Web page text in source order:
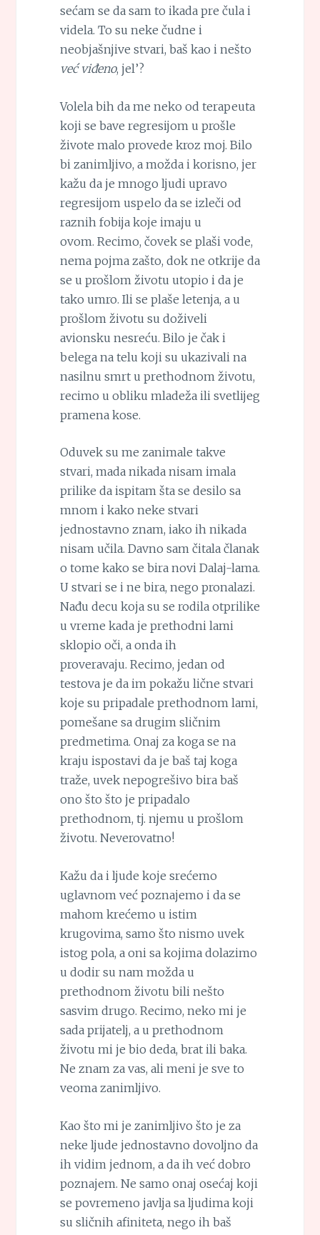
sećam se da sam to ikada pre čula i
videla. To su neke čudne i
neobjašnjive stvari, baš kao i nešto
već viđeno, jel’?
Volela bih da me neko od terapeuta
koji se bave regresijom u prošle
živote malo provede kroz moj. Bilo
bi zanimljivo, a možda i korisno, jer
kažu da je mnogo ljudi upravo
regresijom uspelo da se izleči od
raznih fobija koje imaju u
ovom. Recimo, čovek se plaši vode,
nema pojma zašto, dok ne otkrije da
se u prošlom životu utopio i da je
tako umro. Ili se plaše letenja, a u
prošlom životu su doživeli
avionsku nesreću. Bilo je čak i
belega na telu koji su ukazivali na
nasilnu smrt u prethodnom životu,
recimo u obliku mladeža ili svetlijeg
pramena kose.
Oduvek su me zanimale takve
stvari, mada nikada nisam imala
prilike da ispitam šta se desilo sa
mnom i kako neke stvari
jednostavno znam, iako ih nikada
nisam učila. Davno sam čitala članak
o tome kako se bira novi Dalaj-lama.
U stvari se i ne bira, nego pronalazi.
Nađu decu koja su se rodila otprilike
u vreme kada je prethodni lami
sklopio oči, a onda ih
proveravaju. Recimo, jedan od
testova je da im pokažu lične stvari
koje su pripadale prethodnom lami,
pomešane sa drugim sličnim
predmetima. Onaj za koga se na
kraju ispostavi da je baš taj koga
traže, uvek nepogrešivo bira baš
ono što što je pripadalo
prethodnom, tj. njemu u prošlom
životu. Neverovatno!
Kažu da i ljude koje srećemo
uglavnom već poznajemo i da se
mahom krećemo u istim
krugovima, samo što nismo uvek
istog pola, a oni sa kojima dolazimo
u dodir su nam možda u
prethodnom životu bili nešto
sasvim drugo. Recimo, neko mi je
sada prijatelj, a u prethodnom
životu mi je bio deda, brat ili baka.
Ne znam za vas, ali meni je sve to
veoma zanimljivo.
Kao što mi je zanimljivo što je za
neke ljude jednostavno dovoljno da
ih vidim jednom, a da ih već dobro
poznajem. Ne samo onaj osećaj koji
se povremeno javlja sa ljudima koji
su sličnih afiniteta, nego ih baš